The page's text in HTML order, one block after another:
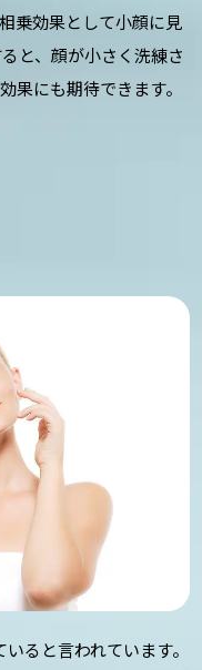
乗効果として小顔に見
と、顔が小さく洗練さ
果にも期待できます。
ると言われています。